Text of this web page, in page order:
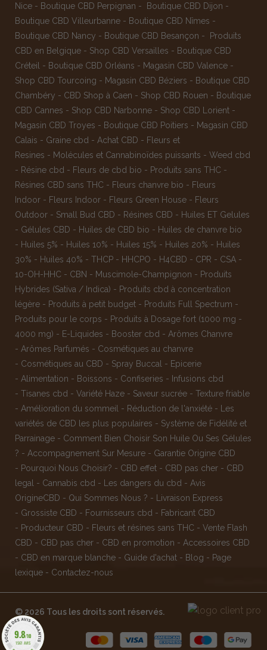
Nice - Boutique CBD Perpignan - Boutique CBD Dijon -
Boutique CBD Villeurbanne - Boutique CBD Nîmes -
Boutique CBD Nancy - Boutique CBD Besançon -
Produits
CBD en Belgique - Shop CBD Versailles - Boutique CBD
Créteil
- Boutique CBD Orléans - Magasin CBD Valence -
Shop CBD Tourcoing - Magasin CBD Béziers - Boutique CBD
Chambéry - CBD Shop à Caen - Shop CBD Rouen - Boutique
CBD Cannes - Shop CBD Narbonne - Shop CBD Lorient -
Magasin CBD Troyes - Boutique CBD Poitiers - Magasin CBD
Calais - Graine cbd - Achat CBD - Fleurs et
Resines - Molécules et Cannabinoïdes puissants - Weed cbd
- Résine cbd - Fleurs de cbd bio - Produits sans THC -
Résines CBD sans THC - Fleurs chanvre bio - Fleurs
Indoor - Fleurs Indoor - Fleurs Green House - Fleurs
Outdoor - Small Bud CBD - Résines CBD - Huiles ET Gelules
- Gélules CBD - Huiles de CBD bio - Huiles de chanvre bio
- Huiles 5% - Huiles 10% - Huiles 15% - Huiles 20% - Huiles
30% - Huiles 40% - THCP - HHCPO - H4CBD - CPR - CSA -
10-OH-HHC - CBN - Muscimole-Champignon - Produits
Hybrides (Sativa / Indica) - Produits cbd à concentration
légère - Produits à petit budget - Produits Full Spectrum -
Produits pour le corps - Produits à Dosage fort (1000 mg -
4000 mg) - E-Liquides - Booster cbd - Arômes Chanvre
- Arômes Parfumés - Cosmétiques au chanvre
- Cosmétiques au CBD - Spray Buccal - Epicerie
- Alimentation - Boissons - Confiseries - Infusions cbd
- Tisanes cbd - Variété Haze - Saveur sucrée - Texture friable
- Amélioration du sommeil - Réduction de l'anxiété -
Les
variétés de CBD les plus populaires - Système de Fidélité et
Parrainage - Comment Bien Choisir Son Huile Ou Ses Gélules
? - Accompagnement Sur Mesure - Garantie Origine CBD
- Pourquoi Nous Choisir? - CBD effet - CBD pas cher - CBD
legal
- Cannabis cbd - Les dangers du cbd - Avis
OrigineCBD - Qui Sommes Nous ? -
Livraison Express
- Grossiste CBD - Fournisseurs cbd - Fabricant CBD
- Producteur CBD - Fleurs et résines sans THC - Vente Flash
CBD - CBD pas cher - CBD en promotion - Accessoires CBD
- CBD en marque blanche - Guide d'achat - Blog - Page
lexique - Contactez-nous
© 2026 Tous les droits sont réservés.
9.8/10
1561 AVIS